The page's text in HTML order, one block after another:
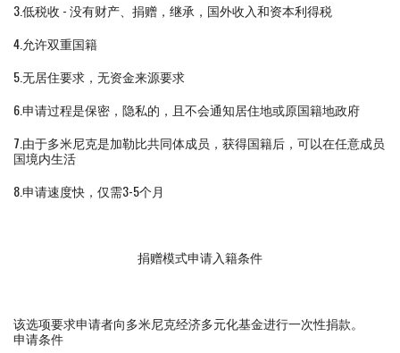
3.低税收 - 没有财产、捐赠，继承，国外收入和资本利得税
4.允许双重国籍
5.无居住要求，无资金来源要求
6.申请过程是保密，隐私的，且不会通知居住地或原国籍地政府
7.由于多米尼克是加勒比共同体成员，获得国籍后，可以在任意成员
国境内生活
8.申请速度快，仅需3-5个月
捐赠模式申请入籍条件
该选项要求申请者向多米尼克经济多元化基金进行一次性捐款。
申请条件